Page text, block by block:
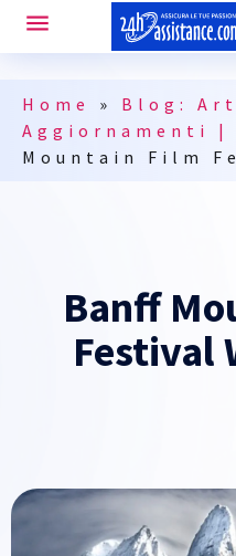
Home » Blog:
Aggiornamenti |
Mountain Film
Banff
Festival